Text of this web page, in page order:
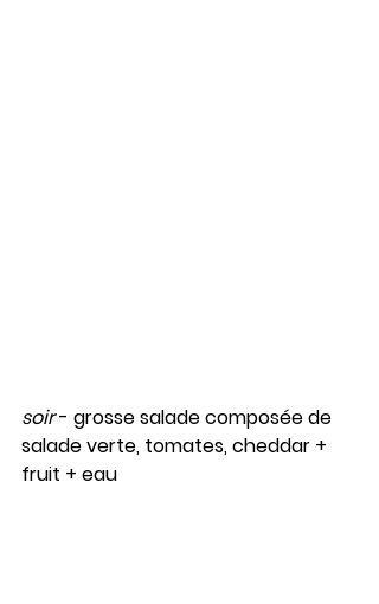
soir - grosse salade composée de
salade verte, tomates, cheddar +
fruit + eau